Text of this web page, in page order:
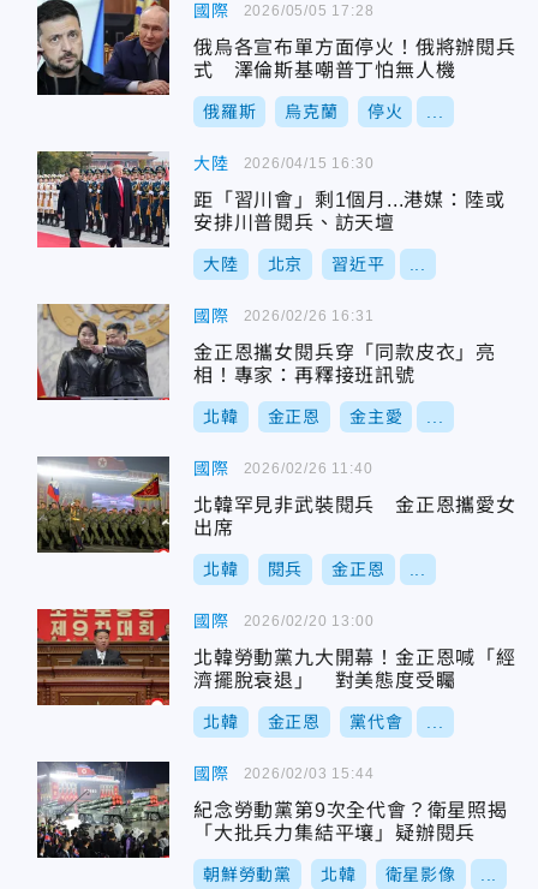
國際
俄烏各宣布單方面停火！俄將辦閱兵
式 澤倫斯基嘲普丁怕無人機
俄羅斯 烏克蘭 停火
2026/05/05 17:28
大陸
距「習川會」剩1個月...港媒：陸或
安排川普閱兵、訪天壇
大陸 北京 習近平
2026/04/15 16:30
國際
金正恩攜女閱兵穿「同款皮衣」亮
相！專家：再釋接班訊號
北韓 金正恩 金主愛
2026/02/26 16:31
國際
北韓罕見非武裝閱兵 金正恩攜愛女
出席
北韓 閱兵 金正恩
2026/02/26 11:40
國際
北韓勞動黨九大開幕！金正恩喊「經
濟擺脫衰退」 對美態度受矚
北韓 金正恩 黨代會
2026/02/20 13:00
國際
紀念勞動黨第9次全代會？衛星照揭
「大批兵力集結平壤」疑辦閱兵
朝鮮勞動黨 北韓 衛星影像
2026/02/03 15:44